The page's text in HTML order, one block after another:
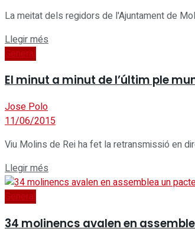
La meitat dels regidors de l'Ajuntament de
Llegir més
General
El minut a minut de l’últim ple
Jose Polo
11/06/2015
Viu Molins de Rei ha fet la retransmissió en
Llegir més
General
34 molinencs avalen en